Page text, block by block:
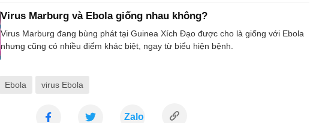
Virus Marburg và Ebola giống nhau không?
Virus Marburg đang bùng phát tại Guinea Xích Đạo được cho là giống với Ebola
nhưng cũng có nhiều điểm khác biệt, ngay từ biểu hiện bệnh.
Ebola virus Ebola
Zalo